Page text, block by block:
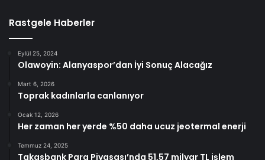
Rastgele Haberler
Eylül 25, 2024
Olawoyin: Alanyaspor’dan İyi Sonuç Alacağız
Mart 6, 2026
Toprak kadınlarla canlanıyor
Ocak 12, 2026
Her zaman her yerde %50 daha ucuz jeotermal enerji
Temmuz 24, 2025
Takasbank Para Piyasası’nda 51,57 milyar TL işlem